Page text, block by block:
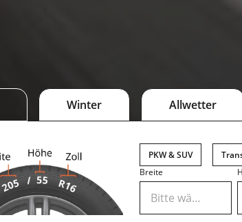
Winter Allwetter
PKW & SUV
Breite
Bitte wählen